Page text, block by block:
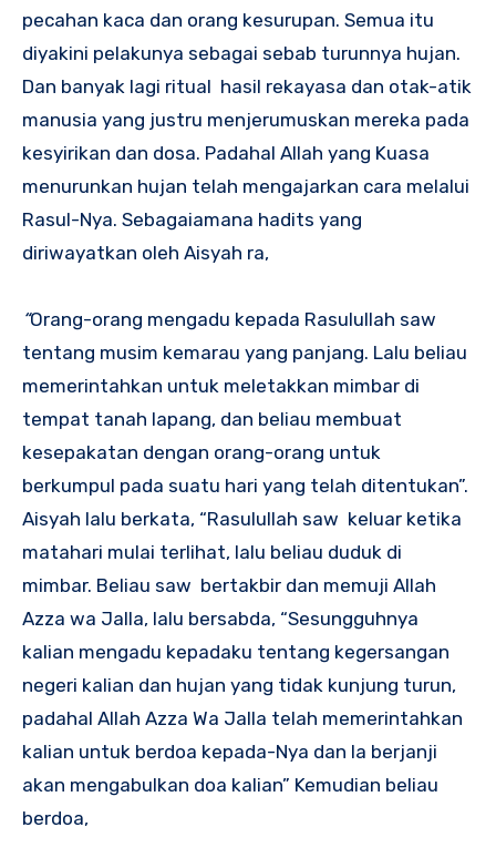
pecahan kaca dan orang kesurupan. Semua itu
diyakini pelakunya sebagai sebab turunnya hujan.
Dan banyak lagi ritual hasil rekayasa dan otak-atik
manusia yang justru menjerumuskan mereka pada
kesyirikan dan dosa. Padahal Allah yang Kuasa
menurunkan hujan telah mengajarkan cara melalui
Rasul-Nya. Sebagaiamana hadits yang
diriwayatkan oleh Aisyah ra,
“Orang-orang mengadu kepada Rasulullah saw
tentang musim kemarau yang panjang. Lalu beliau
memerintahkan untuk meletakkan mimbar di
tempat tanah lapang, dan beliau membuat
kesepakatan dengan orang-orang untuk
berkumpul pada suatu hari yang telah ditentukan”.
Aisyah lalu berkata, “Rasulullah saw keluar ketika
matahari mulai terlihat, lalu beliau duduk di
mimbar. Beliau saw bertakbir dan memuji Allah
Azza wa Jalla, lalu bersabda, “Sesungguhnya
kalian mengadu kepadaku tentang kegersangan
negeri kalian dan hujan yang tidak kunjung turun,
padahal Allah Azza Wa Jalla telah memerintahkan
kalian untuk berdoa kepada-Nya dan Ia berjanji
akan mengabulkan doa kalian” Kemudian beliau
berdoa,